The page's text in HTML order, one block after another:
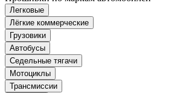
Легковые
Лёгкие коммерческие
Грузовики
Автобусы
Седельные тягачи
Мотоциклы
Трансмиссии